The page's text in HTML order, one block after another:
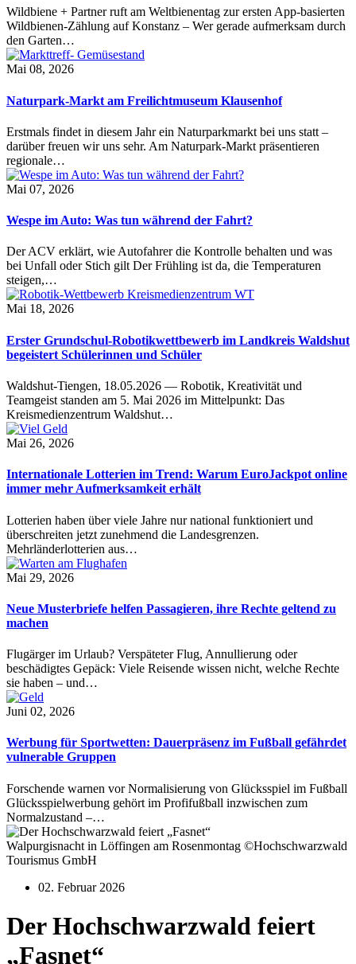
Wildbiene + Partner ruft am Weltbienentag zur ersten App-basierten
Wildbienen-Zählung auf Konstanz – Wer gerade aufmerksam durch
den Garten…
Mai 08, 2026
Naturpark-Markt am Freilichtmuseum Klausenhof
Erstmals findet in diesem Jahr ein Naturparkmarkt bei uns statt –
darüber freuen wir uns sehr. Am Naturpark-Markt präsentieren
regionale…
Mai 07, 2026
Wespe im Auto: Was tun während der Fahrt?
Der ACV erklärt, wie Autofahrer die Kontrolle behalten und was
bei Unfall oder Stich gilt Der Frühling ist da, die Temperaturen
steigen,…
Mai 18, 2026
Erster Grundschul-Robotikwettbewerb im Landkreis Waldshut
begeistert Schülerinnen und Schüler
Waldshut-Tiengen, 18.05.2026 — Robotik, Kreativität und
Teamgeist standen am 5. Mai 2026 im Mittelpunkt: Das
Kreismedienzentrum Waldshut…
Mai 26, 2026
Internationale Lotterien im Trend: Warum EuroJackpot online
immer mehr Aufmerksamkeit erhält
Lotterien haben über viele Jahre nur national funktioniert und
überschreiten jetzt zunehmend die Landesgrenzen.
Mehrländerlotterien aus…
Mai 29, 2026
Neue Musterbriefe helfen Passagieren, ihre Rechte geltend zu
machen
Flugärger im Urlaub? Verspäteter Flug, Annullierung oder
beschädigtes Gepäck: Viele Reisende wissen nicht, welche Rechte
sie haben – und…
Juni 02, 2026
Werbung für Sportwetten: Dauerpräsenz im Fußball gefährdet
vulnerable Gruppen
Forschende warnen vor Normalisierung von Glücksspiel im Fußball
Glücksspielwerbung gehört im Profifußball inzwischen zum
Normalzustand –…
Walpurgisnacht in Löffingen am Rosenmontag ©Hochschwarzwald
Tourismus GmbH
02. Februar 2026
Der Hochschwarzwald feiert
„Fasnet“